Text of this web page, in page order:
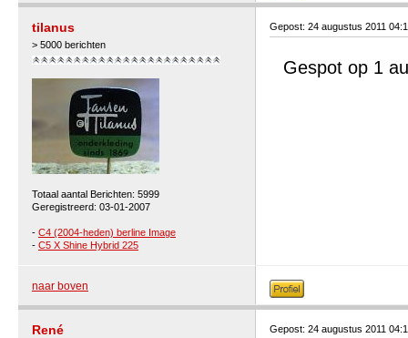
tilanus
> 5000 berichten
Totaal aantal Berichten: 5999
Geregistreerd: 03-01-2007
- C4 (2004-heden) berline Image
- C5 X Shine Hybrid 225
Gepost: 24 augustus 2011
Gespot op 1
naar boven
René Gepost: 24 augustus 2011